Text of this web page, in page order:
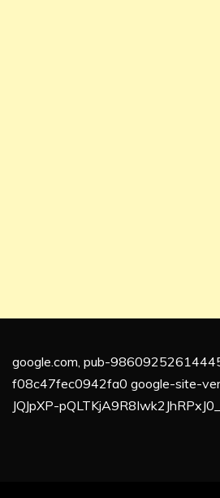
google.com, pub-
f08c47fec0942fa0 google-site-
JQJpXP-